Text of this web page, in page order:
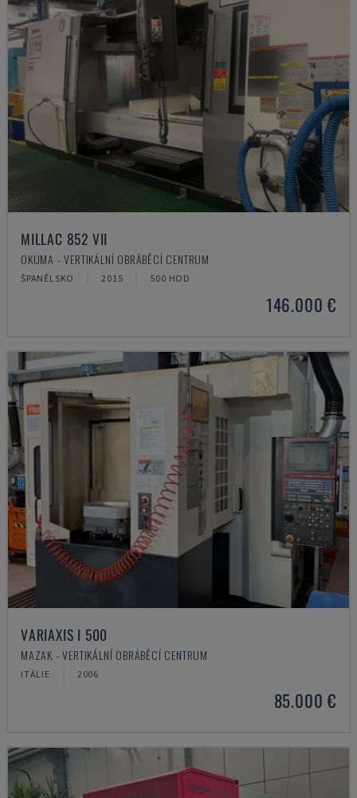
MILLAC 852 VII
OKUMA - VERTIKÁLNÍ OBRÁBĚCÍ CENTRUM
ŠPANĚLSKO 2015 500 HOD
146.000 €
VARIAXIS I 500
MAZAK - VERTIKÁLNÍ OBRÁBĚCÍ CENTRUM
ITÁLIE 2006
85.000 €